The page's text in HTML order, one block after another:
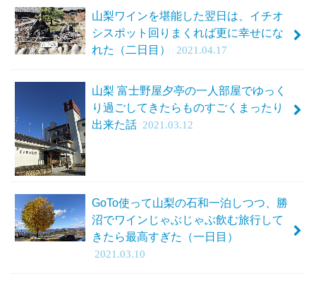
山梨ワインを堪能した翌日は、イチオ
シスポット回りまくれば更に幸せにな
れた（二日目）
2021.04.17
山梨 富士野屋夕亭の一人部屋でゆっく
り過ごしてきたらものすごくまったり
出来た話 2021.03.12
GoTo使って山梨の石和一泊しつつ、勝
沼でワインじゃぶじゃぶ飲む旅行して
きたら最高すぎた（一日目）
2021.03.10